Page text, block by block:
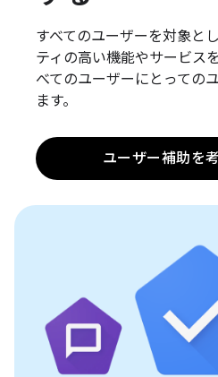
すべてのユーザーを対象と
ティの高い機能やサービス
べてのユーザーにとっての
ます。
ユーザー補助を